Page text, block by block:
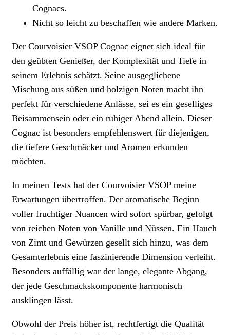
Cognacs.
Nicht so leicht zu beschaffen wie andere Marken.
Der Courvoisier VSOP Cognac eignet sich ideal für
den geübten Genießer, der Komplexität und Tiefe in
seinem Erlebnis schätzt. Seine ausgeglichene
Mischung aus süßen und holzigen Noten macht ihn
perfekt für verschiedene Anlässe, sei es ein geselliges
Beisammensein oder ein ruhiger Abend allein. Dieser
Cognac ist besonders empfehlenswert für diejenigen,
die tiefere Geschmäcker und Aromen erkunden
möchten.
In meinen Tests hat der Courvoisier VSOP meine
Erwartungen übertroffen. Der aromatische Beginn
voller fruchtiger Nuancen wird sofort spürbar, gefolgt
von reichen Noten von Vanille und Nüssen. Ein Hauch
von Zimt und Gewürzen gesellt sich hinzu, was dem
Gesamterlebnis eine faszinierende Dimension verleiht.
Besonders auffällig war der lange, elegante Abgang,
der jede Geschmackskomponente harmonisch
ausklingen lässt.
Obwohl der Preis höher ist, rechtfertigt die Qualität